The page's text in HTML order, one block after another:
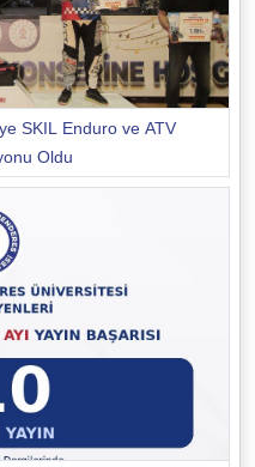
SKIL Enduro ve ATV
Oldu